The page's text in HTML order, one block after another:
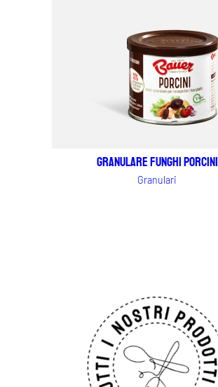
Granulare Funghi Porcini
Granulari